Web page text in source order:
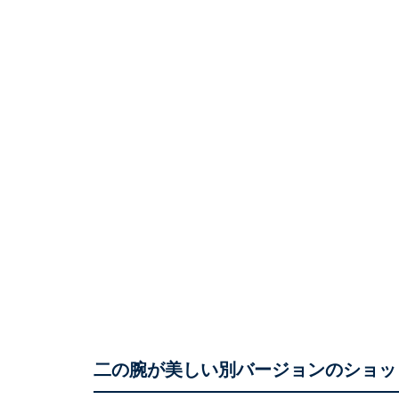
二の腕が美しい別バージョンのショ